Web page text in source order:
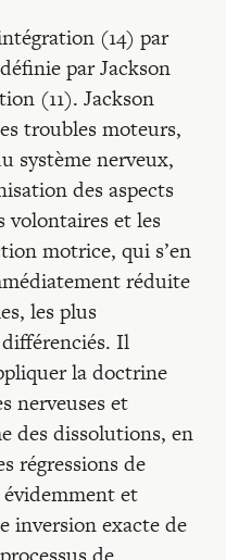
(14) par
par Jackson
(11). Jackson
troubles moteurs,
système nerveux,
des aspects
volontaires et les
motrice, qui s’en
réduite
les plus
Il
la doctrine
nerveuses et
des dissolutions, en
régressions de
évidemment et
inversion exacte de